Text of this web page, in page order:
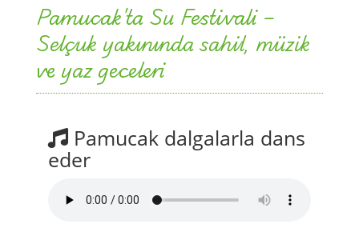
Pamucak'ta Su Festivali –
Selçuk yakınında sahil, müzik
ve yaz geceleri
Pamucak dalgalarla dans
eder